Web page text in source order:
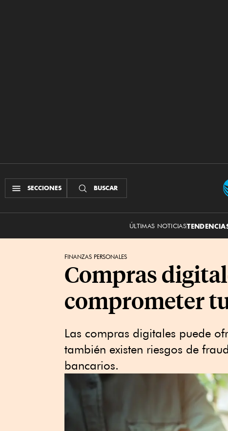
SECCIONES BUSCAR
ÚLTIMAS NOTICIAS
FINANZAS PERSONALES
Compras
comprometer
Las compras digitales puede
también existen riesgos de
bancarios.